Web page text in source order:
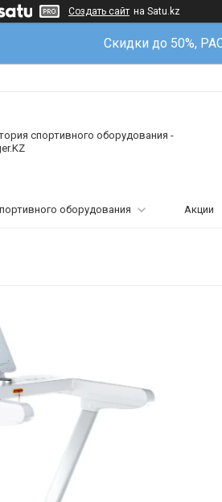
Создать сайт на Satu.kz
Скидки до 50%,
спортивного оборудования -
оборудования Акции